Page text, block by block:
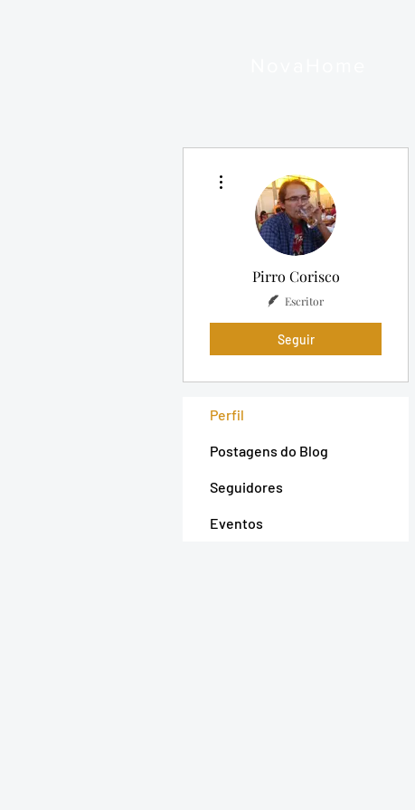
Pirro Corisco
Escritor
Seguir
Perfil
Postagens do Blog
Seguidores
Eventos